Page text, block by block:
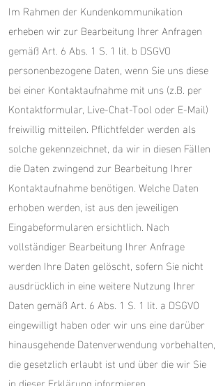
Im Rahmen der Kundenkommunikation
erheben wir zur Bearbeitung Ihrer Anfragen
gemäß Art. 6 Abs. 1 S. 1 lit. b DSGVO
personenbezogene Daten, wenn Sie uns diese
bei einer Kontaktaufnahme mit uns (z.B. per
Kontaktformular, Live-Chat-Tool oder E-Mail)
freiwillig mitteilen. Pflichtfelder werden als
solche gekennzeichnet, da wir in diesen Fällen
die Daten zwingend zur Bearbeitung Ihrer
Kontaktaufnahme benötigen. Welche Daten
erhoben werden, ist aus den jeweiligen
Eingabeformularen ersichtlich. Nach
vollständiger Bearbeitung Ihrer Anfrage
werden Ihre Daten gelöscht, sofern Sie nicht
ausdrücklich in eine weitere Nutzung Ihrer
Daten gemäß Art. 6 Abs. 1 S. 1 lit. a DSGVO
eingewilligt haben oder wir uns eine darüber
hinausgehende Datenverwendung vorbehalten,
die gesetzlich erlaubt ist und über die wir Sie